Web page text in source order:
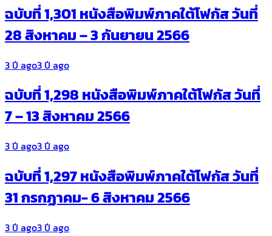
ฉบับที่ 1,301 หนังสือพิมพ์ภาคใต้โฟกัส วันที่
28 สิงหาคม – 3 กันยายน 2566
3 ปี ago3 ปี ago
ฉบับที่ 1,298 หนังสือพิมพ์ภาคใต้โฟกัส วันที่
7 – 13 สิงหาคม 2566
3 ปี ago3 ปี ago
ฉบับที่ 1,297 หนังสือพิมพ์ภาคใต้โฟกัส วันที่
31 กรกฏาคม- 6 สิงหาคม 2566
3 ปี ago3 ปี ago